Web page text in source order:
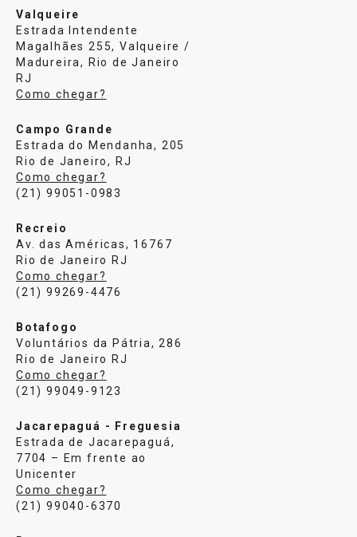
Valqueire
Estrada Intendente
Magalhães 255, Valqueire /
Madureira, Rio de Janeiro
RJ
Como chegar?
Campo Grande
Estrada do Mendanha, 205
Rio de Janeiro, RJ
Como chegar?
(21) 99051-0983
Recreio
Av. das Américas, 16767
Rio de Janeiro RJ
Como chegar?
(21) 99269-4476
Botafogo
Voluntários da Pátria, 286
Rio de Janeiro RJ
Como chegar?
(21) 99049-9123
Jacarepaguá - Freguesia
Estrada de Jacarepaguá,
7704 – Em frente ao
Unicenter
Como chegar?
(21) 99040-6370